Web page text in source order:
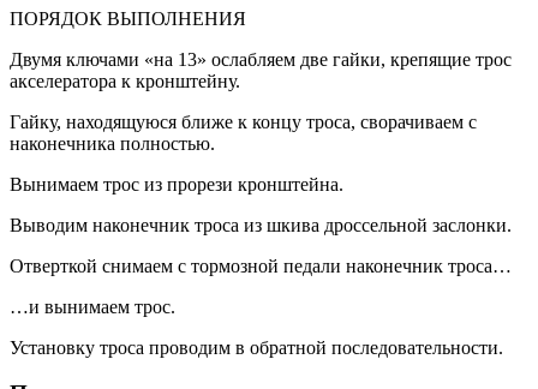
ПОРЯДОК ВЫПОЛНЕНИЯ
Двумя ключами «на 13» ослабляем две гайки, крепящие трос
акселератора к кронштейну.
Гайку, находящуюся ближе к концу троса, сворачиваем с
наконечника полностью.
Вынимаем трос из прорези кронштейна.
Выводим наконечник троса из шкива дроссельной заслонки.
Отверткой снимаем с тормозной педали наконечник троса…
…и вынимаем трос.
Установку троса проводим в обратной последовательности.